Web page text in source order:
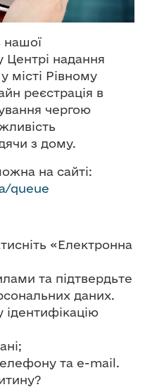
нашої
Центрі надання
місті Рівному
реєстрація в
чергою
з дому.
на сайті:
queue
«Електронна
та підтвердьте
даних.
ідентифікацію
та e-mail.